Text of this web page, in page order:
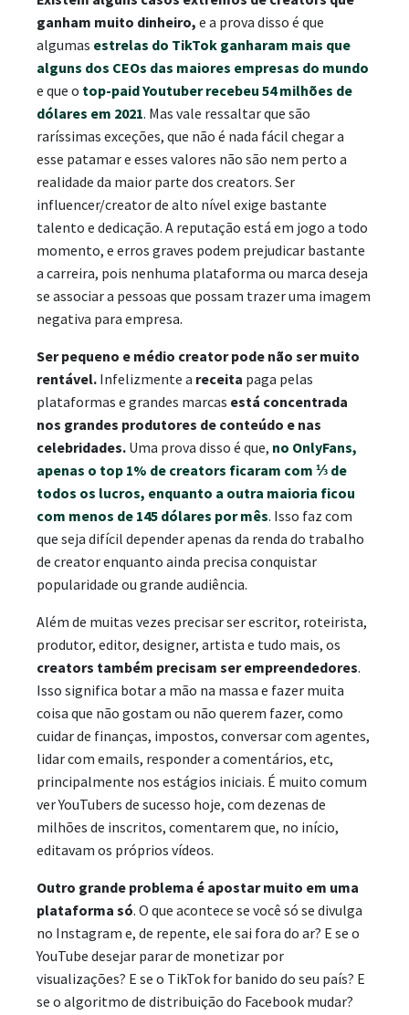
ganham muito dinheiro, e a prova disso é que
algumas estrelas do TikTok ganharam mais que
alguns dos CEOs das maiores empresas do mundo
e que o top-paid Youtuber recebeu 54 milhões de
dólares em 2021. Mas vale ressaltar que são
raríssimas exceções, que não é nada fácil chegar a
esse patamar e esses valores não são nem perto a
realidade da maior parte dos creators. Ser
influencer/creator de alto nível exige bastante
talento e dedicação. A reputação está em jogo a todo
momento, e erros graves podem prejudicar bastante
a carreira, pois nenhuma plataforma ou marca deseja
se associar a pessoas que possam trazer uma imagem
negativa para empresa.
Ser pequeno e médio creator pode não ser muito
rentável. Infelizmente a receita paga pelas
plataformas e grandes marcas está concentrada
nos grandes produtores de conteúdo e nas
celebridades. Uma prova disso é que, no OnlyFans,
apenas o top 1% de creators ficaram com ⅓ de
todos os lucros, enquanto a outra maioria ficou
com menos de 145 dólares por mês. Isso faz com
que seja difícil depender apenas da renda do trabalho
de creator enquanto ainda precisa conquistar
popularidade ou grande audiência.
Além de muitas vezes precisar ser escritor, roteirista,
produtor, editor, designer, artista e tudo mais, os
creators também precisam ser empreendedores.
Isso significa botar a mão na massa e fazer muita
coisa que não gostam ou não querem fazer, como
cuidar de finanças, impostos, conversar com agentes,
lidar com emails, responder a comentários, etc,
principalmente nos estágios iniciais. É muito comum
ver YouTubers de sucesso hoje, com dezenas de
milhões de inscritos, comentarem que, no início,
editavam os próprios vídeos.
Outro grande problema é apostar muito em uma
plataforma só. O que acontece se você só se divulga
no Instagram e, de repente, ele sai fora do ar? E se o
YouTube desejar parar de monetizar por
visualizações? E se o TikTok for banido do seu país? E
se o algoritmo de distribuição do Facebook mudar?